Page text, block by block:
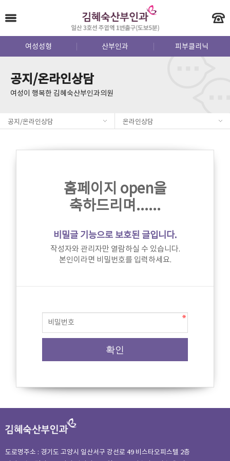
여성성형 산부인과 피부클리닉
공지/온라인상담
여성이 행복한 김혜숙산부인과의원
공지/온라인상담 온라인상담
홈페이지 open을
축하드리며......
비밀글 기능으로 보호된 글입니다.
작성자와 관리자만 열람하실 수 있습니다.
본인이라면 비밀번호를 입력하세요.
도로명주소 : 경기도 고양시 일산서구 강선로 49 비스타오피스텔 2층